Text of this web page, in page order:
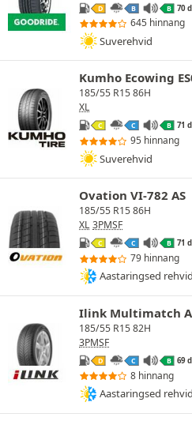
D B B 70
645 hinnang
Suverehvid
Kumho Ecowing
185/55 R15 86H
XL
C C B 71
95 hinnang
Suverehvid
Ovation VI-782 AS
185/55 R15 86H
XL 3PMSF
C C B 71
79 hinnang
Aastaringsed rehvid
Ilink Multimatch
185/55 R15 82H
3PMSF
D C B 69
8 hinnang
Aastaringsed rehvid